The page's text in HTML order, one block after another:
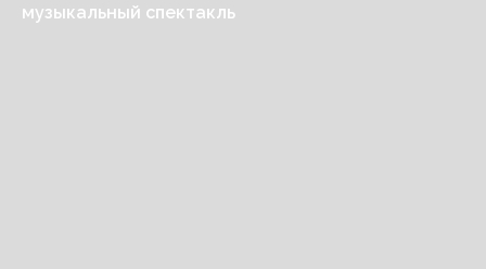
музыкальный спектакль